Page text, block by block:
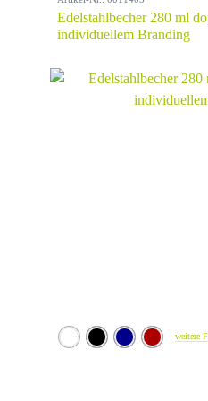
Edelstahlbecher 280 ml
individuellem Branding
weitere